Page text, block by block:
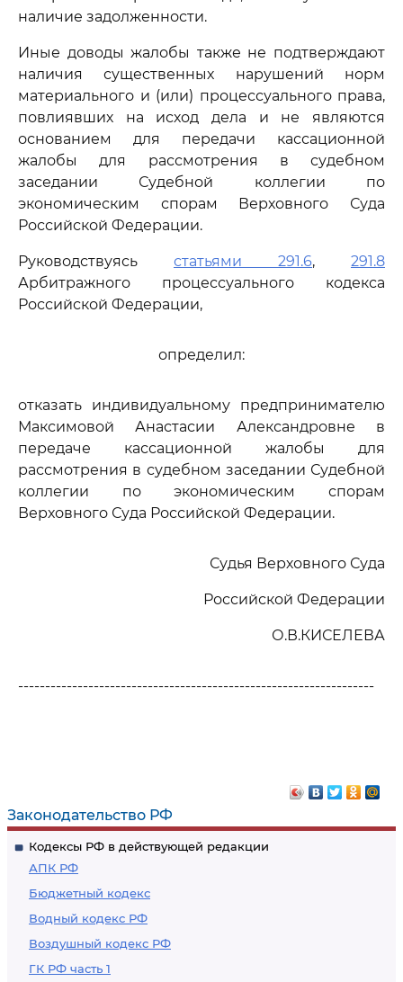
Законодательство РФ
Кодексы РФ в действующей редакции
АПК РФ
Бюджетный кодекс
Водный кодекс РФ
Воздушный кодекс РФ
ГК РФ часть 1
наличие задолженности.
Иные доводы жалобы также не подтверждают
наличия существенных нарушений норм
материального и (или) процессуального права,
повлиявших на исход дела и не являются
основанием для передачи кассационной
жалобы для рассмотрения в судебном
заседании Судебной коллегии по
экономическим спорам Верховного Суда
Российской Федерации.
Руководствуясь статьями 291.6, 291.8
Арбитражного процессуального кодекса
Российской Федерации,
определил:
отказать индивидуальному предпринимателю
Максимовой Анастасии Александровне в
передаче кассационной жалобы для
рассмотрения в судебном заседании Судебной
коллегии по экономическим спорам
Верховного Суда Российской Федерации.
Судья Верховного Суда
Российской Федерации
О.В.КИСЕЛЕВА
------------------------------------------------------------------